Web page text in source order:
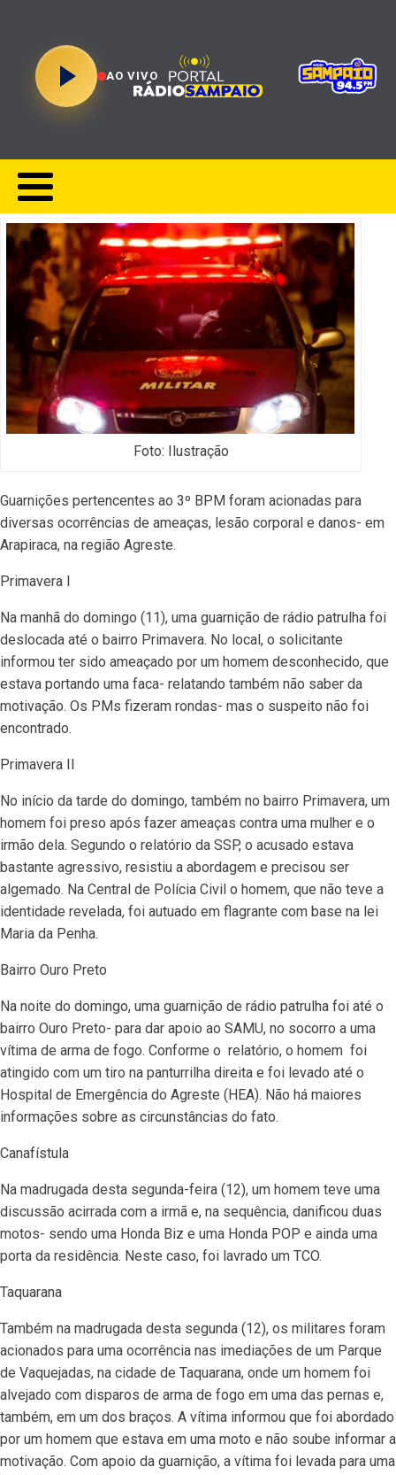
AO VIVO
Foto: Ilustração
Guarnições pertencentes ao 3º BPM foram acionadas para
diversas ocorrências de ameaças, lesão corporal e danos- em
Arapiraca, na região Agreste.
Primavera I
Na manhã do domingo (11), uma guarnição de rádio patrulha foi
deslocada até o bairro Primavera. No local, o solicitante
informou ter sido ameaçado por um homem desconhecido, que
estava portando uma faca- relatando também não saber da
motivação. Os PMs fizeram rondas- mas o suspeito não foi
encontrado.
Primavera II
No início da tarde do domingo, também no bairro Primavera, um
homem foi preso após fazer ameaças contra uma mulher e o
irmão dela. Segundo o relatório da SSP, o acusado estava
bastante agressivo, resistiu a abordagem e precisou ser
algemado. Na Central de Polícia Civil o homem, que não teve a
identidade revelada, foi autuado em flagrante com base na lei
Maria da Penha.
Bairro Ouro Preto
Na noite do domingo, uma guarnição de rádio patrulha foi até o
bairro Ouro Preto- para dar apoio ao SAMU, no socorro a uma
vítima de arma de fogo. Conforme o relatório, o homem foi
atingido com um tiro na panturrilha direita e foi levado até o
Hospital de Emergência do Agreste (HEA). Não há maiores
informações sobre as circunstâncias do fato.
Canafístula
Na madrugada desta segunda-feira (12), um homem teve uma
discussão acirrada com a irmã e, na sequência, danificou duas
motos- sendo uma Honda Biz e uma Honda POP e ainda uma
porta da residência. Neste caso, foi lavrado um TCO.
Taquarana
Também na madrugada desta segunda (12), os militares foram
acionados para uma ocorrência nas imediações de um Parque
de Vaquejadas, na cidade de Taquarana, onde um homem foi
alvejado com disparos de arma de fogo em uma das pernas e,
também, em um dos braços. A vítima informou que foi abordado
por um homem que estava em uma moto e não soube informar a
motivação. Com apoio da guarnição, a vítima foi levada para uma